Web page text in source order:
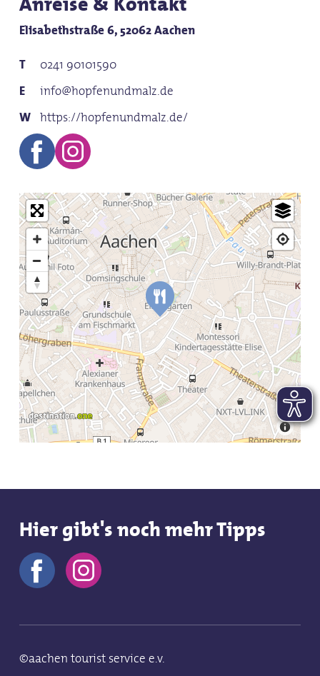
Elisabethstraße 6, 52062 Aachen
0241 90101590
info@hopfenundmalz.de
https://hopfenundmalz.de/
Hier gibt's noch mehr Tipps
©aachen tourist service e.v.